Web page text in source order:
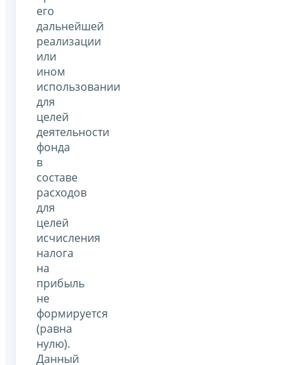
его
дальнейшей
реализации
или
ином
использовании
для
целей
деятельности
фонда
в
составе
расходов
для
целей
исчисления
налога
на
прибыль
не
формируется
(равна
нулю).
Данный